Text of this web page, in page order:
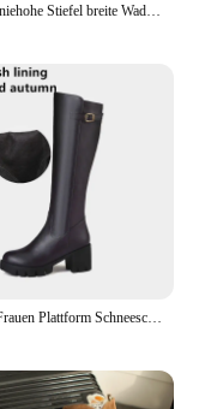
Frauen kniehohe Stiefel breite Wade Motorrads chuhe Frau dicke Med Heels Herbst Winter Reiter lange Stiefel Leder Reitstiefel
Lässige Frauen Plattform Schneeschuhe Schnalle Frauen kniehohe Stiefel warmes Fell Winter Reitstiefel weibliche schwarz braune Schuhe Größe 45